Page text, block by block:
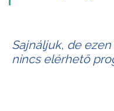
Sajnáljuk, de
nincs elérhető